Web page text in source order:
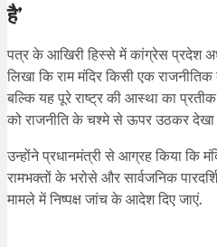
है’
पत्र के आखिरी हिस्से में कांग्रेस प्रदेश
लिखा कि राम मंदिर किसी एक
बल्कि यह पूरे राष्ट्र की आस्था का
को राजनीति के चश्मे से ऊपर उठकर देखा
उन्होंने प्रधानमंत्री से आग्रह किया कि
रामभक्तों के भरोसे और सार्वजनिक
मामले में निष्पक्ष जांच के आदेश दिए जाएं.